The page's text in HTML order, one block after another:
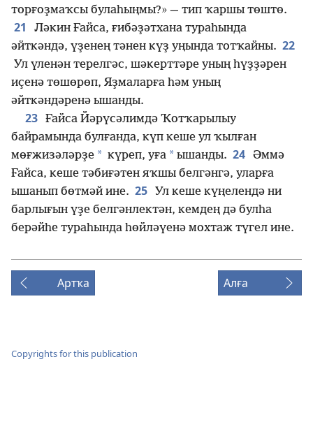
торғоҙмаҡсы булаһыңмы?» — тип ҡаршы төштө.
21
Ләкин Ғайса, ғибәҙәтхана тураһында
әйткәндә, үҙенең тәнен күҙ уңында тотҡайны. 22
Ул үленән терелгәс, шәкерттәре уның һүҙҙәрен
иҫенә төшөрөп, Яҙмаларға һәм уның
әйткәндәренә ышанды.
23 Ғайса Йәрүсәлимдә Ҡотҡарылыу
байрамында булғанда, күп кеше ул ҡылған
мөғжизәләрҙе * күреп, уға * ышанды. 24 Әммә
Ғайса, кеше тәбиғәтен яҡшы белгәнгә, уларға
ышанып бөтмәй ине. 25
Ул кеше күңелендә ни
барлығын үҙе белгәнлектән, кемдең дә булһа
берәйһе тураһында һөйләүенә мохтаж түгел ине.
Артҡа Алға
Copyrights for this publication